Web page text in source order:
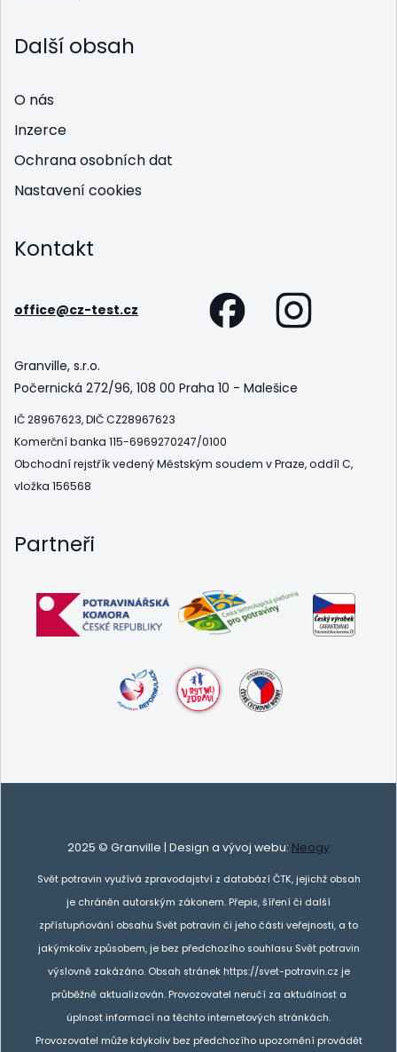
Další obsah
O nás
Inzerce
Ochrana osobních dat
Nastavení cookies
Kontakt
office@cz-test.cz
Granville, s.r.o.
Počernická 272/96, 108 00 Praha 10 - Malešice
IČ 28967623, DIČ CZ28967623
Komerční banka 115-6969270247/0100
Obchodní rejstřík vedený Městským soudem v Praze, oddíl C,
vložka 156568
Partneři
2025 © Granville | Design a vývoj webu: Neogy
Svět potravin využívá zpravodajství z databází ČTK, jejichž obsah
je chráněn autorským zákonem. Přepis, šíření či další
zpřístupňování obsahu Svět potravin či jeho části veřejnosti, a to
jakýmkoliv způsobem, je bez předchozího souhlasu Svět potravin
výslovně zakázáno. Obsah stránek https://svet-potravin.cz je
průběžně aktualizován. Provozovatel neručí za aktuálnost a
úplnost informací na těchto internetových stránkách.
Provozovatel může kdykoliv bez předchozího upozornění provádět